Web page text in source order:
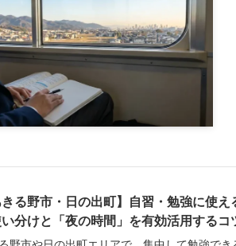
きる野市・日の出町】自習・勉強に使
分けと「夜の時間」を有効活用するコ